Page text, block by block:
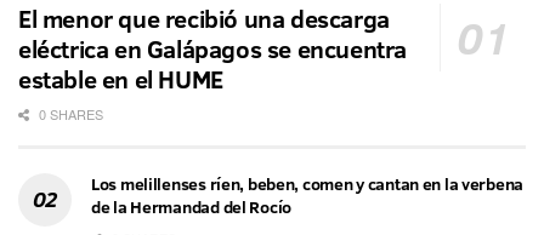
El menor que recibió una descarga
eléctrica en Galápagos se encuentra
estable en el HUME
0 SHARES
Los melillenses ríen, beben, comen y cantan en la verbena
de la Hermandad del Rocío